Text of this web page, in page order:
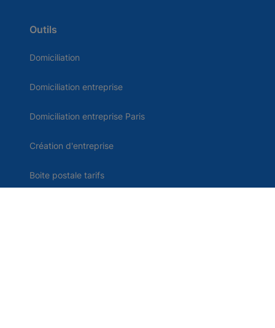
Outils
Domiciliation
Domiciliation entreprise
Domiciliation entreprise Paris
Création d'entreprise
Boite postale tarifs